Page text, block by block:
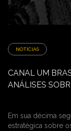
NOTÍCIAS
CANAL UM
ANÁLISES
Em sua décima
estratégica sobre